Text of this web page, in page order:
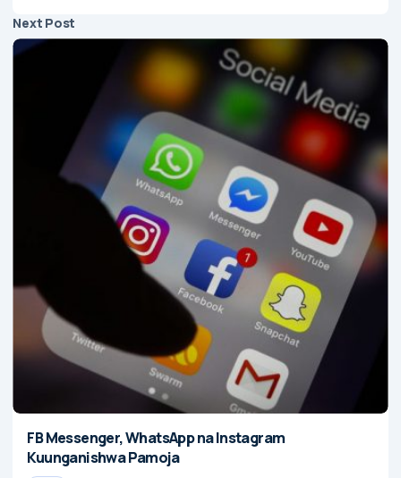
Next Post
FB Messenger, WhatsApp na Instagram
Kuunganishwa Pamoja